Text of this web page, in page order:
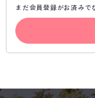
まだ会員登録がお済みで